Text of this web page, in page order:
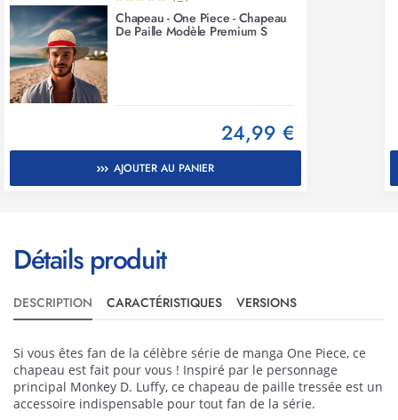
Chapeau - One Piece - Chapeau
De Paille Modèle Premium S
24,99 €
AJOUTER AU PANIER
Détails produit
DESCRIPTION CARACTÉRISTIQUES VERSIONS
Si vous êtes fan de la célèbre série de manga One Piece, ce
chapeau est fait pour vous ! Inspiré par le personnage
principal Monkey D. Luffy, ce chapeau de paille tressée est un
accessoire indispensable pour tout fan de la série.